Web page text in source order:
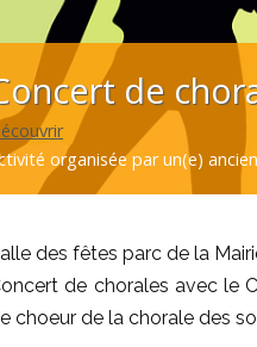
de
organisée par un(e)
des fêtes parc de la
de chorales avec le
choeur de la chorale des